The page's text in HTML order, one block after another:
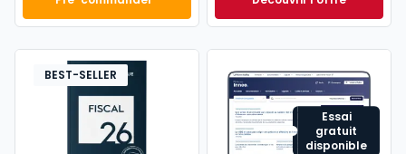
Mémento Comptable 2027 à 199,00 € TTCNavis Comptable
Dès
BEST-SELLER
Essai
gratuit
disponible